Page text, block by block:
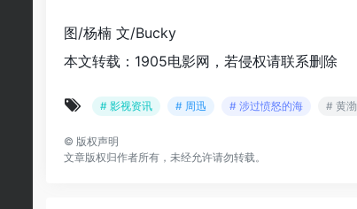
图/杨楠 文/Bucky
本文转载：1905电影网，若侵权请联系删除
# 影视资讯 # 周迅 # 涉过愤怒的海 # 黄渤
© 版权声明
文章版权归作者所有，未经允许请勿转载。